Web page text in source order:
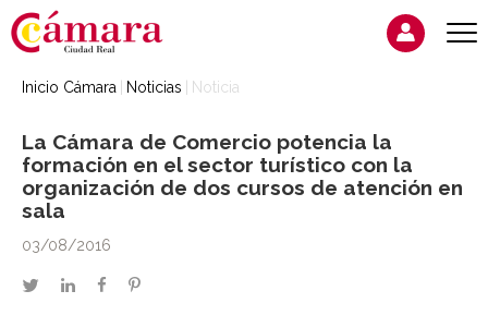
Inicio Cámara Noticias Noticia
La Cámara de Comercio potencia la
formación en el sector turístico con la
organización de dos cursos de atención en
sala
03/08/2016
twitterlinkedinfacebookpinterest